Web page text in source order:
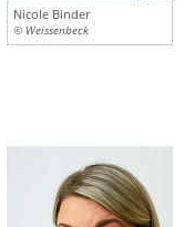
Nicole Binder
© Weissenbeck